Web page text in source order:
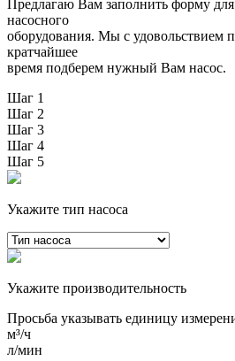
Предлагаю Вам заполнить форму
насосного
оборудования. Мы с удовольствием
кратчайшее
время подберем нужный Вам насос.
Шаг 1
Шаг 2
Шаг 3
Шаг 4
Шаг 5
Укажите тип насоса
Укажите производительность
Просьба указывать единицу
м³/ч
л/мин